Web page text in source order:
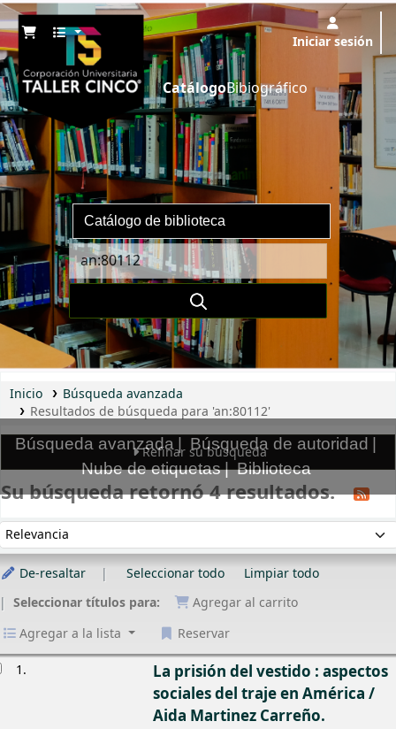
Iniciar sesión
CatálogoBibiográfico
Búsqueda avanzada
Búsqueda de autoridad
Nube de etiquetas
Biblioteca
Inicio
Búsqueda avanzada
Resultados de búsqueda para 'an:80112'
Refinar su búsqueda
Su búsqueda retornó 4 resultados.
por:
De-resaltar Seleccionar todo
Limpiar todo
Seleccionar títulos para:
Agregar al carrito
Agregar a la lista
Reservar
1.
La prisión del vestido : aspectos
sociales del traje en América /
Aida Martinez Carreño.